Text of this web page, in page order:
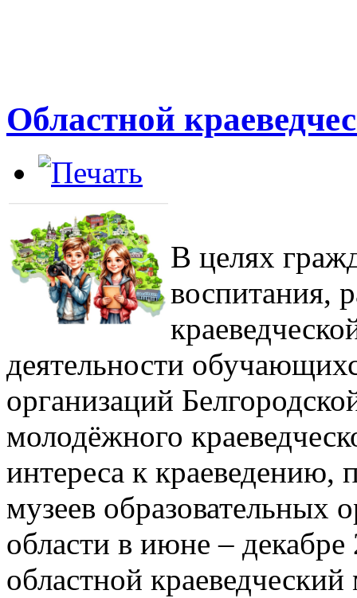
Областной
В целях
воспитания,
деятельности
организаций
молодёжного
интереса к краеведению,
музеев образовательных
области в июне – декабре
областной